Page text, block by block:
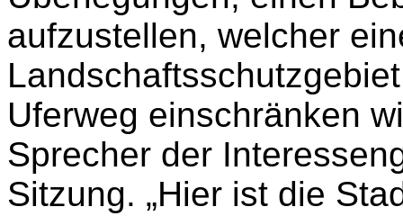
aufzustellen, welcher
Uferweg einschränken
Sprecher der
Sitzung. „Hier ist die